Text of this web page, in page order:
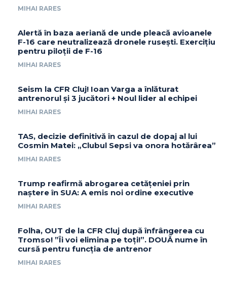
MIHAI RARES
Alertă în baza aeriană de unde pleacă avioanele
F-16 care neutralizează dronele rusești. Exercițiu
pentru piloții de F-16
MIHAI RARES
Seism la CFR Cluj! Ioan Varga a înlăturat
antrenorul și 3 jucători + Noul lider al echipei
MIHAI RARES
TAS, decizie definitivă în cazul de dopaj al lui
Cosmin Matei: „Clubul Sepsi va onora hotărârea”
MIHAI RARES
Trump reafirmă abrogarea cetățeniei prin
naștere în SUA: A emis noi ordine executive
MIHAI RARES
Folha, OUT de la CFR Cluj după înfrângerea cu
Tromso! ”Îi voi elimina pe toți!”. DOUĂ nume în
cursă pentru funcția de antrenor
MIHAI RARES